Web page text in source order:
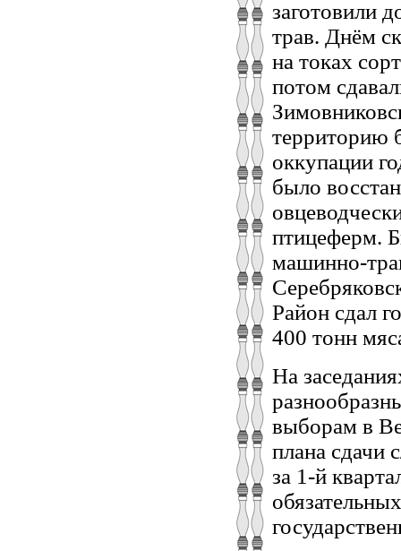
заготовили
трав. Днём
на токах
потом
территорию
оккупации
было
птицеферм.
машинно-
Район сдал
400 тонн
На
выборам в
плана сдачи
за 1-й